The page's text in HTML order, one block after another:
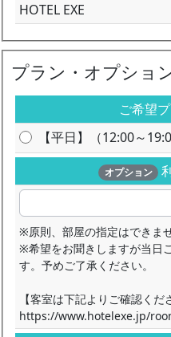
HOTEL EXE
プラン・オプショ
ご希望
【平日】（12:00～
オプション
※原則、部屋の指定はできませ
※希望をお聞きしますが当日
す。予めご了承ください。
【客室は下記よりご確認くだ
https://www.hotelexe.jp/